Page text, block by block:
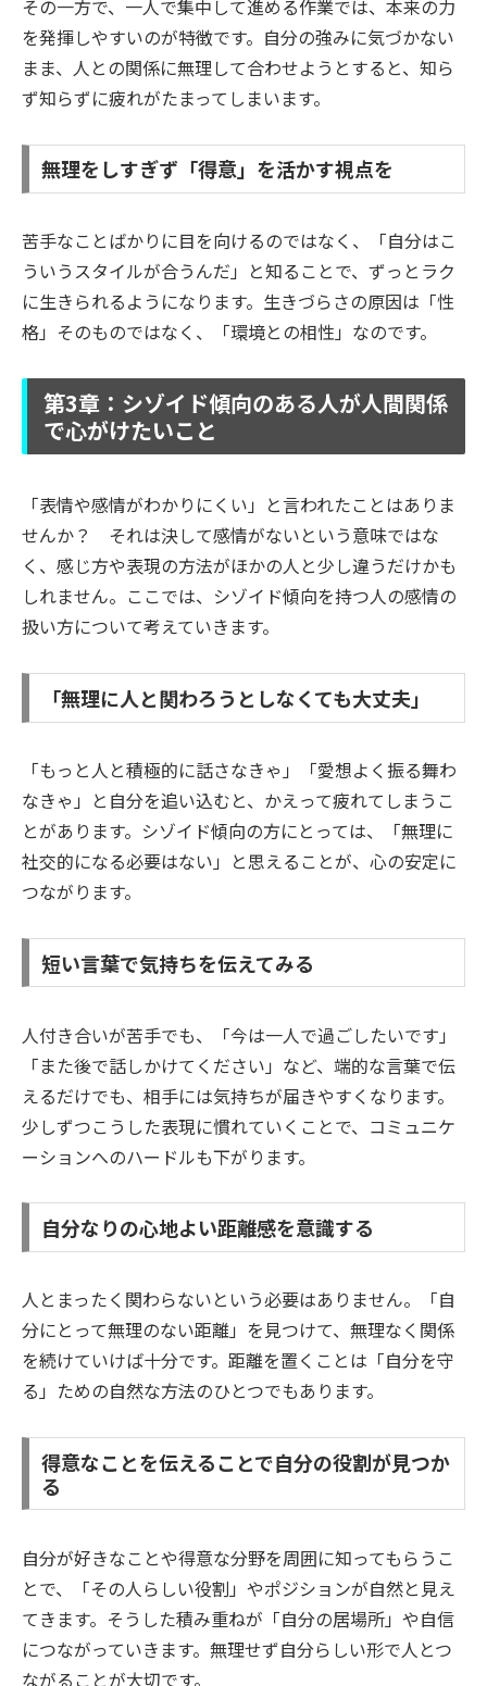
その一方で、一人で集中して進める作業では、本来の力
を発揮しやすいのが特徴です。自分の強みに気づかない
まま、人との関係に無理して合わせようとすると、知ら
ず知らずに疲れがたまってしまいます。
無理をしすぎず「得意」を活かす視点を
苦手なことばかりに目を向けるのではなく、「自分はこ
ういうスタイルが合うんだ」と知ることで、ずっとラク
に生きられるようになります。生きづらさの原因は「性
格」そのものではなく、「環境との相性」なのです。
第3章：シゾイド傾向のある人が人間関係
で心がけたいこと
「表情や感情がわかりにくい」と言われたことはありま
せんか？ それは決して感情がないという意味ではな
く、感じ方や表現の方法がほかの人と少し違うだけかも
しれません。ここでは、シゾイド傾向を持つ人の感情の
扱い方について考えていきます。
「無理に人と関わろうとしなくても大丈夫」
「もっと人と積極的に話さなきゃ」「愛想よく振る舞わ
なきゃ」と自分を追い込むと、かえって疲れてしまうこ
とがあります。シゾイド傾向の方にとっては、「無理に
社交的になる必要はない」と思えることが、心の安定に
つながります。
短い言葉で気持ちを伝えてみる
人付き合いが苦手でも、「今は一人で過ごしたいです」
「また後で話しかけてください」など、端的な言葉で伝
えるだけでも、相手には気持ちが届きやすくなります。
少しずつこうした表現に慣れていくことで、コミュニケ
ーションへのハードルも下がります。
自分なりの心地よい距離感を意識する
人とまったく関わらないという必要はありません。「自
分にとって無理のない距離」を見つけて、無理なく関係
を続けていけば十分です。距離を置くことは「自分を守
る」ための自然な方法のひとつでもあります。
得意なことを伝えることで自分の役割が見つか
る
自分が好きなことや得意な分野を周囲に知ってもらうこ
とで、「その人らしい役割」やポジションが自然と見え
てきます。そうした積み重ねが「自分の居場所」や自信
につながっていきます。無理せず自分らしい形で人とつ
ながることが大切です。